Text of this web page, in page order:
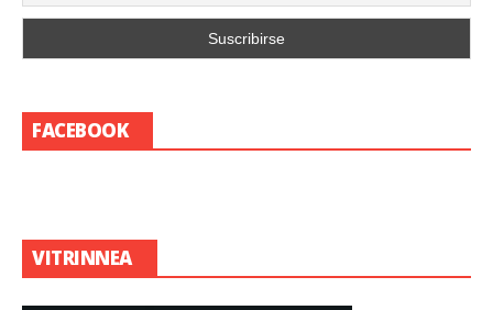
FACEBOOK
VITRINNEA